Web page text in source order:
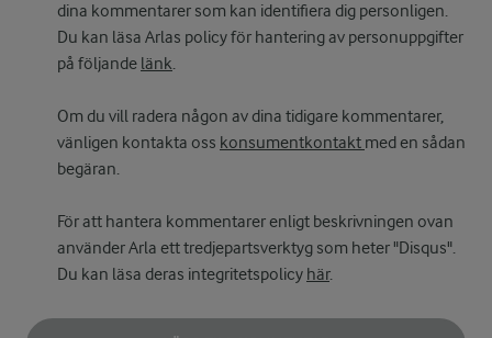
dina kommentarer som kan identifiera dig personligen.
Du kan läsa Arlas policy för hantering av personuppgifter
på följande länk.
Om du vill radera någon av dina tidigare kommentarer,
vänligen kontakta oss konsumentkontakt med en sådan
begäran.
För att hantera kommentarer enligt beskrivningen ovan
använder Arla ett tredjepartsverktyg som heter "Disqus".
Du kan läsa deras integritetspolicy här.